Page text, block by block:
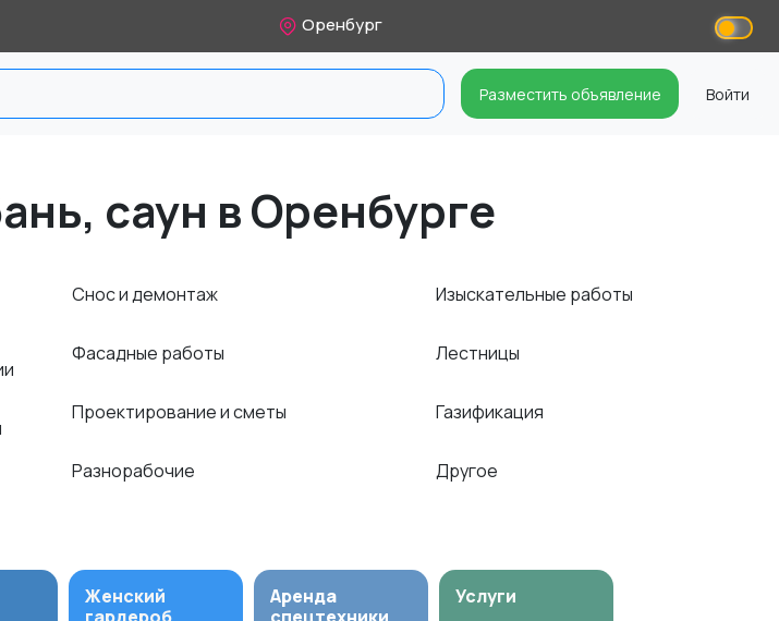
Оренбург
Разместить объявление Войти
саун в Оренбурге
Снос и демонтаж
Фасадные работы
Проектирование и сметы
Разнорабочие
Изыскательные работы
Лестницы
Газификация
Другое
Женский
Аренда
Услуги